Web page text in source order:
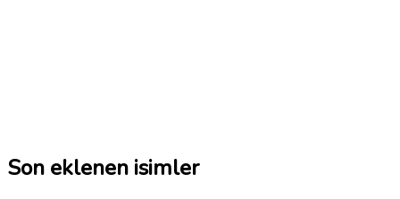
Son eklenen isimler